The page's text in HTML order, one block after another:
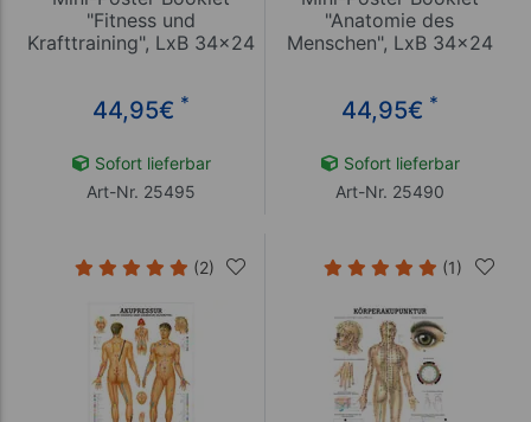
"Fitness und
Krafttraining", LxB 34x24
44,95€ *
Sofort lieferbar
Art-Nr. 25495
"Anatomie des
Menschen", LxB 34x24
44,95€ *
Sofort lieferbar
Art-Nr. 25490
(2) (1)